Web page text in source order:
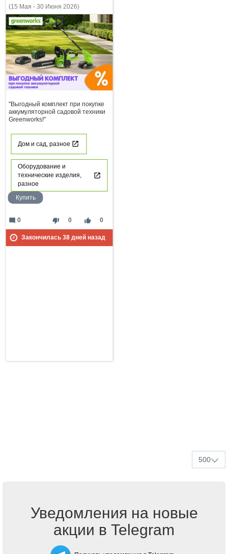
(15 Мая - 30 Июня 2026)
"Выгодный комплект при покупке
аккумуляторной садовой техники
Greenworks!"
Дом и сад, разное
Оборудование и
технические изделия,
разное
Купить
thumb_down 0 thumb_up 0
mode_comment 0
Закончилась 38дней назад
500
Уведомления на новые
акции в Telegram